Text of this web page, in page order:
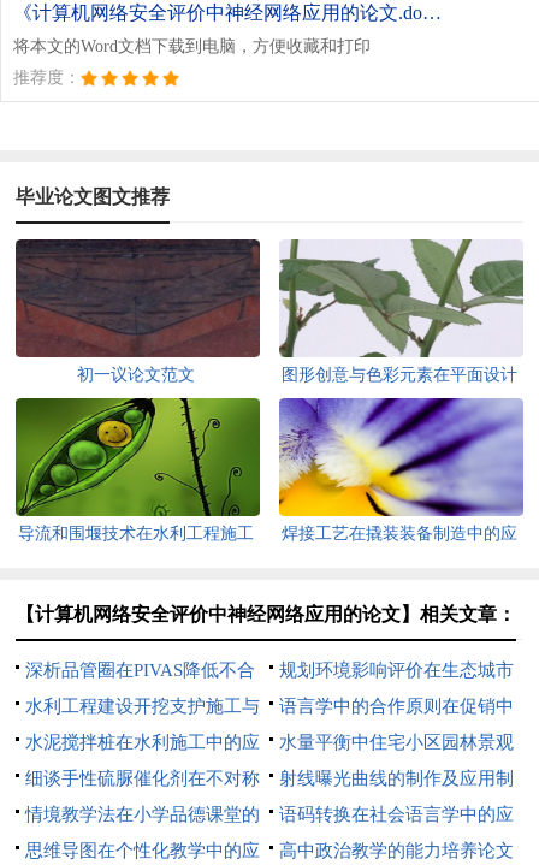
《计算机网络安全评价中神经网络应用的论文.doc》
将本文的Word文档下载到电脑，方便收藏和打印
推荐度：
毕业论文图文推荐
初一议论文范文
图形创意与色彩元素在平面设计
中的应用论文
导流和围堰技术在水利工程施工
焊接工艺在撬装装备制造中的应
【计算机网络安全评价中神经网络应用的论文】相关文章：
深析品管圈在PIVAS降低不合
理医嘱中的应用论文
规划环境影响评价在生态城市
建设中的应用论文
水利工程建设开挖支护施工与
应用论文
语言学中的合作原则在促销中
的应用论文
水泥搅拌桩在水利施工中的应
用研究论文
水量平衡中住宅小区园林景观
设计应用论文
细谈手性硫脲催化剂在不对称
反应中的应用论文
射线曝光曲线的制作及应用制
作及应用论文
情境教学法在小学品德课堂的
应用论文
语码转换在社会语言学中的应
用论文
思维导图在个性化教学中的应 高中政治教学的能力培养论文